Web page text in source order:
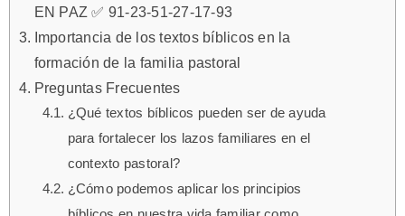
EN PAZ ✅ 91-23-51-27-17-93
Importancia de los textos bíblicos en la
formación de la familia pastoral
Preguntas Frecuentes
¿Qué textos bíblicos pueden ser de ayuda
para fortalecer los lazos familiares en el
contexto pastoral?
¿Cómo podemos aplicar los principios